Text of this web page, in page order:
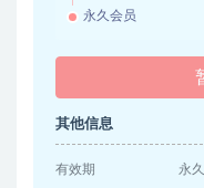
永久会员
其他信息
有效期 永